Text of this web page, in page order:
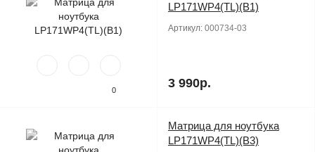
0
LP171WP4(TL)(B1)
Артикул: 000734-03
3 990р.
Матрица для ноутбука
LP171WP4(TL)(B3)